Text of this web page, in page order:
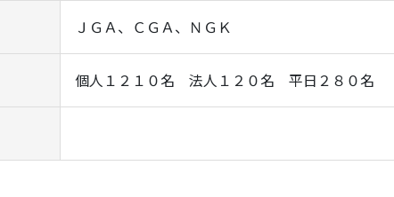
ＪＧＡ、ＣＧＡ、ＮＧＫ
個人１２１０名 法人１２０名 平日２８０名